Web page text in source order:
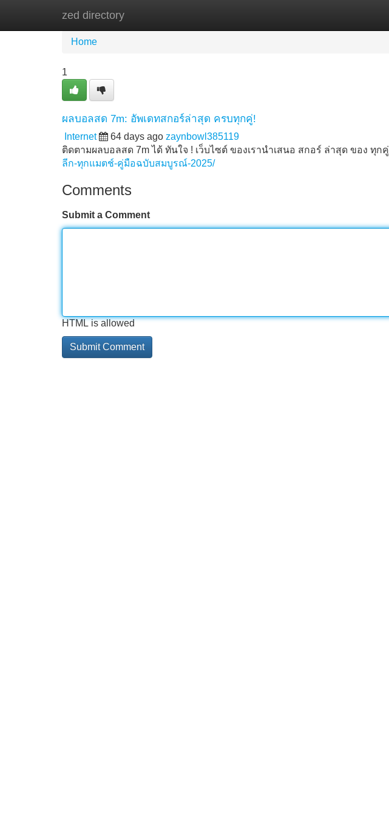
zed directory
Home
Home
1
ผลบอลสด 7m: อัพเดทสกอร์ล่าสุด ครบทุกคู่!
Internet 64 days ago zaynbowl385119
ติดตามผลบอลสด 7m ได้ ทันใจ ! เว็บไซต์ ของเรานำเสนอ สกอร์ ล่าสุด ของ ทุกคู่
ลีก-ทุกแมตช์-คู่มือฉบับสมบูรณ์-2025/
Comments
Submit a Comment
HTML is allowed